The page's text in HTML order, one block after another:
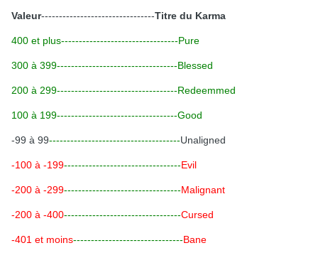
Valeur--------------------------------Titre du Karma
400 et plus---------------------------------Pure
300 à 399----------------------------------Blessed
200 à 299----------------------------------Redeemmed
100 à 199----------------------------------Good
-99 à 99-------------------------------------Unaligned
-100 à -199---------------------------------Evil
-200 à -299---------------------------------Malignant
-200 à -400---------------------------------Cursed
-401 et moins-------------------------------Bane